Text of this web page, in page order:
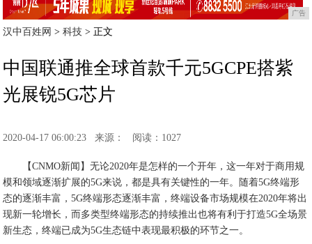
广告
汉中百姓网 >科技 > 正文
中国联通推全球首款千元5GCPE搭紫
光展锐5G芯片
2020-04-17 06:00:23 来源： 阅读：1027
【CNMO新闻】无论2020年是怎样的一个开年，这一年对于商用规
模和领域逐渐扩展的5G来说，都是具有关键性的一年。随着5G终端形
态的逐渐丰富，5G终端形态逐渐丰富，终端设备市场规模在2020年将出
现新一轮增长，而多类型终端形态的持续推出也将有利于打造5G全场景
新生态，终端已成为5G生态链中表现最积极的环节之一。